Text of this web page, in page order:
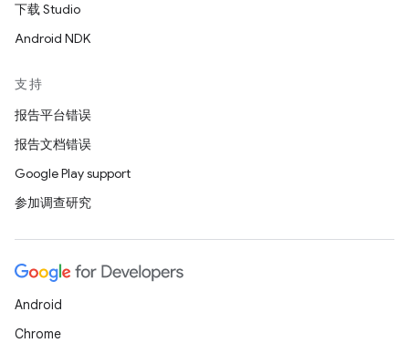
下载 Studio
Android NDK
支持
报告平台错误
报告文档错误
Google Play support
参加调查研究
Android
Chrome